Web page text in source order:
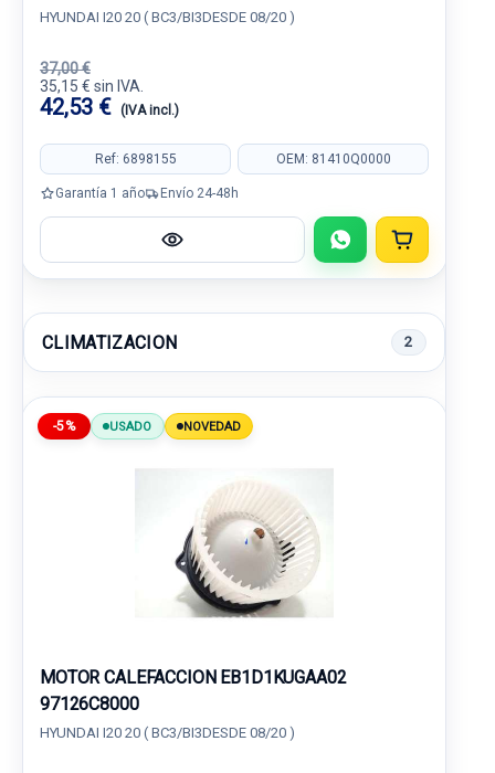
HYUNDAI I20 20 ( BC3/BI3DESDE 08/20 )
37,00 €
35,15 € sin IVA.
42,53 € (IVA incl.)
Ref: 6898155 OEM: 81410Q0000
Garantía 1 año Envío 24-48h
CLIMATIZACION 2
-5% USADO NOVEDAD
MOTOR CALEFACCION EB1D1KUGAA02
97126C8000
HYUNDAI I20 20 ( BC3/BI3DESDE 08/20 )